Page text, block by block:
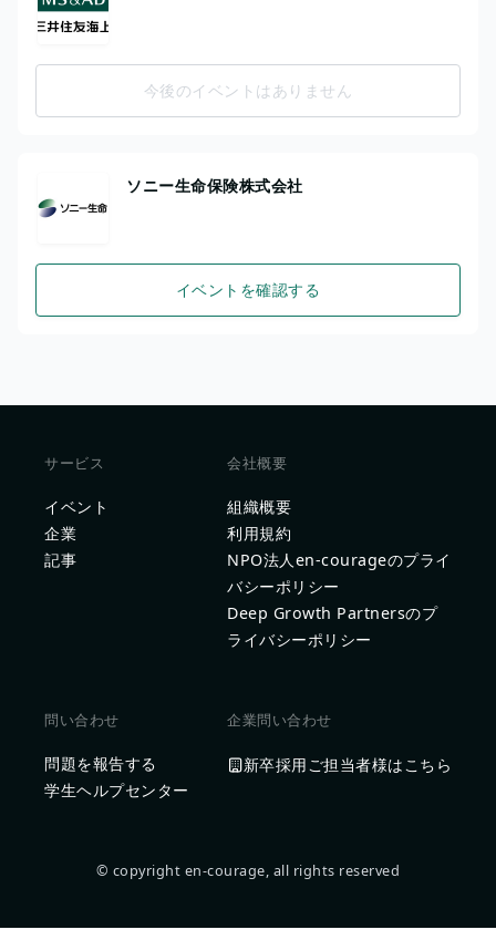
今後のイベントはありません
ソニー生命保険株式会社
イベントを確認する
サービス
イベント
企業
記事
会社概要
組織概要
利用規約
NPO法人en-courageのプライ
バシーポリシー
Deep Growth Partnersのプ
ライバシーポリシー
問い合わせ
問題を報告する
学生ヘルプセンター
企業問い合わせ
新卒採用ご担当者様はこちら
© copyright en-courage, all rights reserved